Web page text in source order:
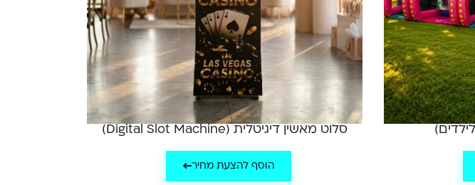
סלוט מאשין דיגיטלית (Digital Slot Machine)
הוסף להצעת מחיר